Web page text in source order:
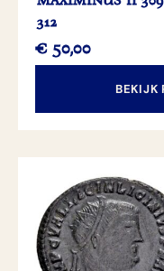
312
€ 50,00
BEKIJK